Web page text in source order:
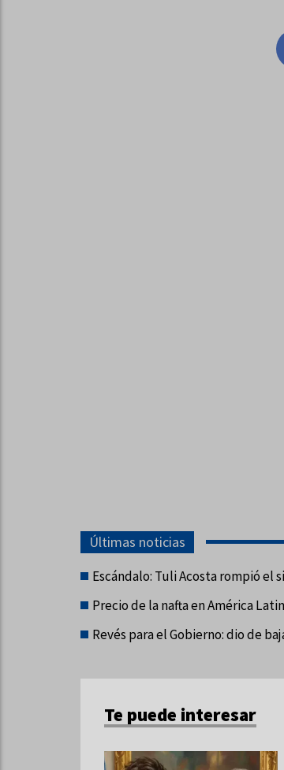
Últimas noticias
Escándalo: Tuli Acosta rompió el
Precio de la nafta en América
Revés para el Gobierno: dio de
Te puede interesar